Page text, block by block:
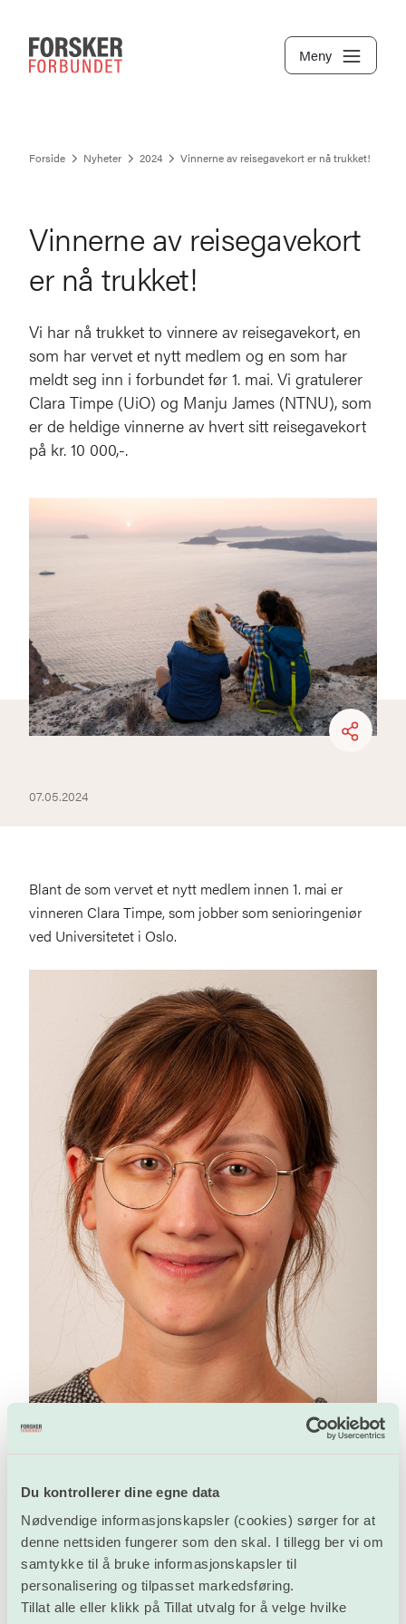
Du kontrollerer dine egne data
Nødvendige informasjonskapsler (cookies) sørger for at
denne nettsiden fungerer som den skal. I tillegg ber vi om
samtykke til å bruke informasjonskapsler til
personalisering og tilpasset markedsføring.
Tillat alle eller klikk på Tillat utvalg for å velge hvilke
Meny
Forside Nyheter 2024 Vinnerne av reisegavekort er nå trukket!
Vinnerne av reisegavekort
er nå trukket!
Vi har nå trukket to vinnere av reisegavekort, en
som har vervet et nytt medlem og en som har
meldt seg inn i forbundet før 1. mai. Vi gratulerer
Clara Timpe (UiO) og Manju James (NTNU), som
er de heldige vinnerne av hvert sitt reisegavekort
på kr. 10 000,-.
07.05.2024
Blant de som vervet et nytt medlem innen 1. mai er
vinneren Clara Timpe, som jobber som senioringeniør
ved Universitetet i Oslo.
Clara Timpe
Claras beste vervetips er å snakke åpent med kollegaer
om temaer som lønnsutvikling og hvorfor det er viktig å